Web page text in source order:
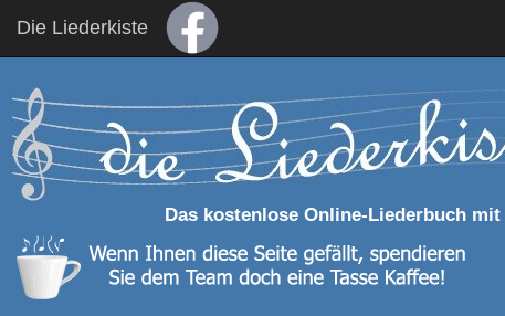
Die Liederkiste
Das kostenlose Online-Liederbuch mit